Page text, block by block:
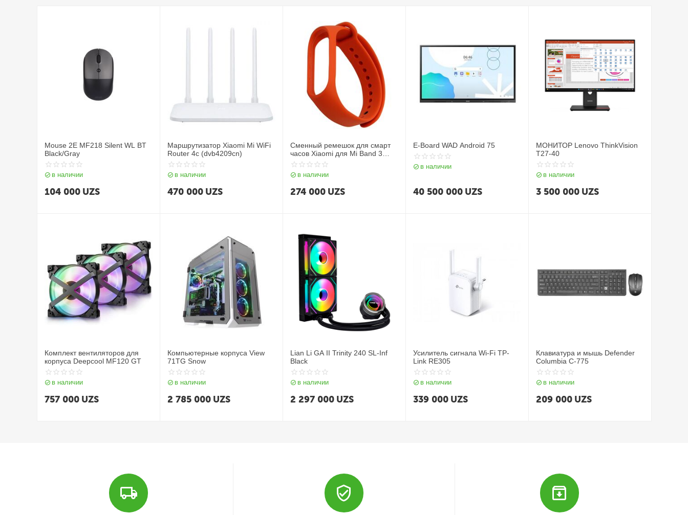
Mouse 2E MF218 Silent WL BT
Black/Gray
в наличии
104 000 UZS
Маршрутизатор Xiaomi Mi WiFi
Router 4c (dvb4209cn)
в наличии
470 000 UZS
Сменный ремешок для смарт
часов Xiaomi для Mi Band 3
Strap Orange
в наличии
274 000 UZS
E-Board WAD Android 75
в наличии
40 500 000 UZS
МОНИТОР Lenovo ThinkVision
T27-40
в наличии
3 500 000 UZS
Комплект вентиляторов для
корпуса Deepcool MF120 GT
в наличии
757 000 UZS
Компьютерные корпуса View
71TG Snow
в наличии
2 785 000 UZS
Lian Li GA II Trinity 240 SL-Inf
Black
в наличии
2 297 000 UZS
Усилитель сигнала Wi‑Fi TP-
Link RE305
в наличии
339 000 UZS
Клавиатура и мышь Defender
Columbia C-775
в наличии
209 000 UZS